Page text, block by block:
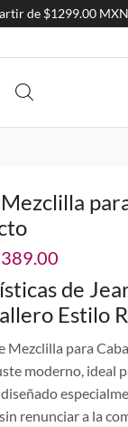
de $1299.00 MXN
389.00El
precio
actual
es:
$389.00.
de
Estilo
Mezclilla para
moderno, ideal
renunciar a la